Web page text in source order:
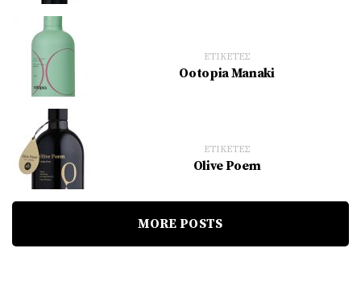
ΕΤΙΚΕΤΕΣ
Ootopia Manaki
ΕΤΙΚΕΤΕΣ
Olive Poem
MORE POSTS